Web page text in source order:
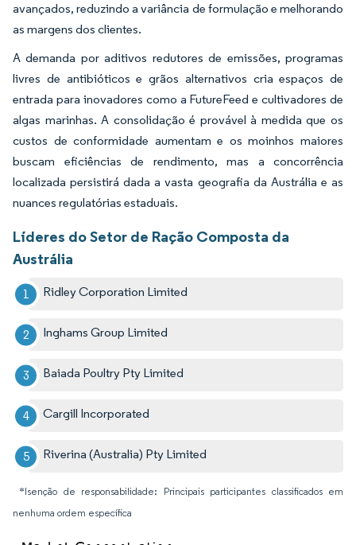
avançados, reduzindo a variância de formulação e melhorando
as margens dos clientes.
A demanda por aditivos redutores de emissões, programas
livres de antibióticos e grãos alternativos cria espaços de
entrada para inovadores como a FutureFeed e cultivadores de
algas marinhas. A consolidação é provável à medida que os
custos de conformidade aumentam e os moinhos maiores
buscam eficiências de rendimento, mas a concorrência
localizada persistirá dada a vasta geografia da Austrália e as
nuances regulatórias estaduais.
Líderes do Setor de Ração Composta da
Austrália
Ridley Corporation Limited
Inghams Group Limited
Baiada Poultry Pty Limited
Cargill Incorporated
Riverina (Australia) Pty Limited
*Isenção de responsabilidade: Principais participantes classificados em
nenhuma ordem específica